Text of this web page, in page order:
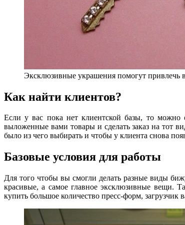
Эксклюзивные украшения помогут привлечь
Как найти клиентов?
Если у вас пока нет клиентской базы, то можно
выложенные вами товары и сделать заказ на тот
было из чего выбирать и чтобы у клиента снова
Базовые условия для работы
Для того чтобы вы смогли делать разные виды
красивые, а самое главное эксклюзивные вещи.
купить большое количество пресс-форм,